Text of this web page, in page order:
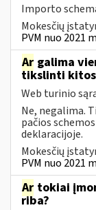
Importo
Mokesčių
PVM nuo 2021
Ar galima
tikslinti kitos
Web turinio
Ne, negalima.
pačios
deklaracijoje.
Mokesčių
PVM nuo 2021
Ar tokiai
riba?